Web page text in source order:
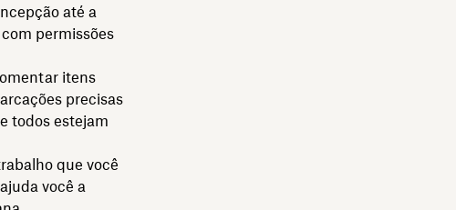
até a
permissões
itens
precisas
todos estejam
que você
você a